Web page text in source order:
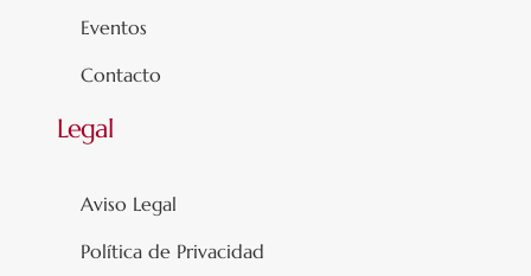
Eventos
Contacto
Legal
Aviso Legal
Política de Privacidad